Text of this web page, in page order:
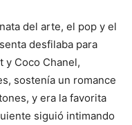
del arte, el pop y el
desfilaba para
y Coco Chanel,
sostenía un romance
y era la favorita
siguió intimando